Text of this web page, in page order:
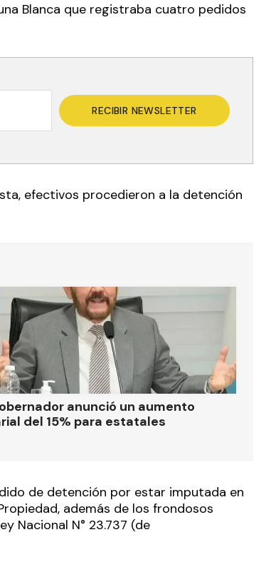
Blanca que registraba cuatro pedidos
RECIBIR NEWSLETTER
efectivos procedieron a la detención
anunció un aumento
del 15% para estatales
de detención por estar imputada en
además de los frondosos
Nacional N° 23.737 (de